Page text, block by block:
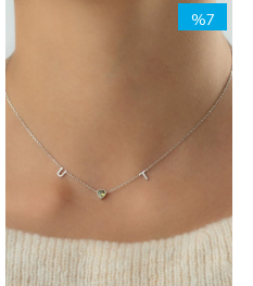
%7